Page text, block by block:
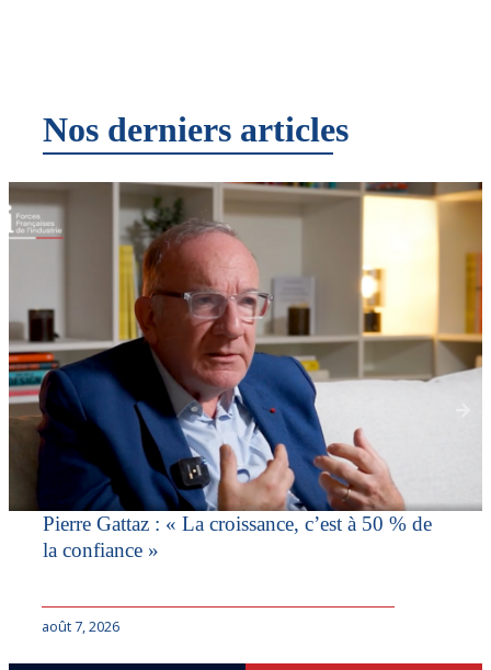
Nos derniers articles
Pierre Gattaz : « La croissance, c’est à 50 % de
la confiance »
août 7, 2026